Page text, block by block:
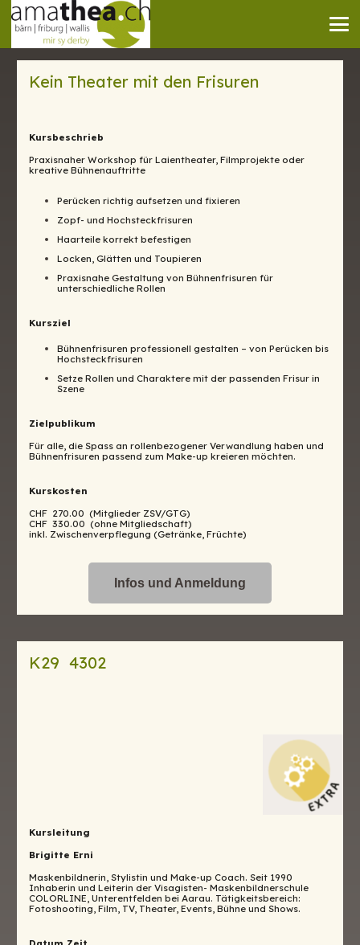
Kein Theater mit den Frisuren
Kursbeschrieb
Praxisnaher Workshop für Laientheater, Filmprojekte oder
kreative Bühnenauftritte
Perücken richtig aufsetzen und fixieren
Zopf- und Hochsteckfrisuren
Haarteile korrekt befestigen
Locken, Glätten und Toupieren
Praxisnahe Gestaltung von Bühnenfrisuren für
unterschiedliche Rollen
Kursziel
Bühnenfrisuren professionell gestalten – von Perücken bis
Hochsteckfrisuren
Setze Rollen und Charaktere mit der passenden Frisur in
Szene
Zielpublikum
Für alle, die Spass an rollenbezogener Verwandlung haben und
Bühnenfrisuren passend zum Make-up kreieren möchten.
Kurskosten
CHF 270.00 (Mitglieder ZSV/GTG)
CHF 330.00 (ohne Mitgliedschaft)
inkl. Zwischenverpflegung (Getränke, Früchte)
Infos und Anmeldung
K29 4302
Kursleitung
Brigitte Erni
Maskenbildnerin, Stylistin und Make-up Coach. Seit 1990
Inhaberin und Leiterin der Visagisten- Maskenbildnerschule
COLORLINE, Unterentfelden bei Aarau. Tätigkeitsbereich:
Fotoshooting, Film, TV, Theater, Events, Bühne und Shows.